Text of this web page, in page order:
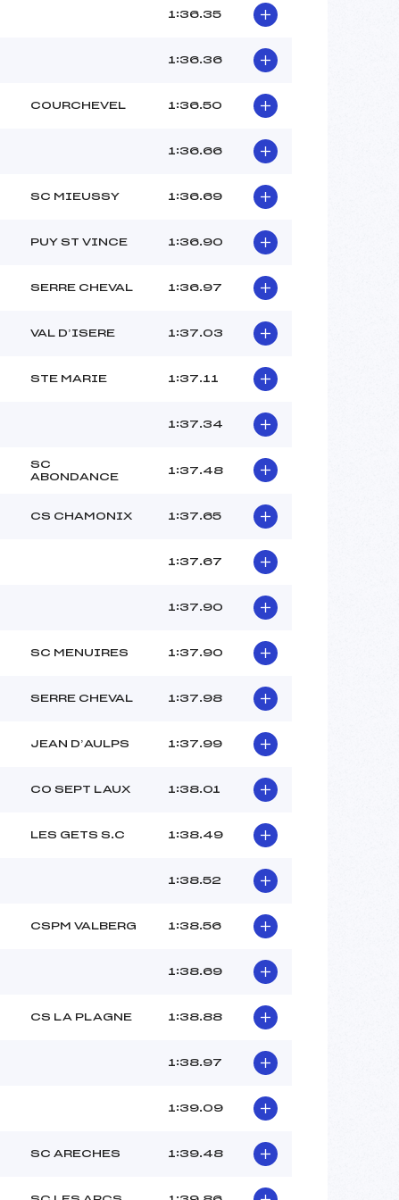
1:36.35
1:36.36
COURCHEVEL 1:36.50
1:36.66
SC MIEUSSY 1:36.69
PUY ST VINCE 1:36.90
SERRE CHEVAL 1:36.97
VAL D’ISERE 1:37.03
STE MARIE 1:37.11
1:37.34
SC
ABONDANCE
1:37.48
CS CHAMONIX 1:37.65
1:37.67
1:37.90
SC MENUIRES 1:37.90
SERRE CHEVAL 1:37.98
JEAN D’AULPS 1:37.99
CO SEPT LAUX 1:38.01
LES GETS S.C 1:38.49
1:38.52
CSPM VALBERG 1:38.56
1:38.69
CS LA PLAGNE 1:38.88
1:38.97
1:39.09
SC ARECHES 1:39.48